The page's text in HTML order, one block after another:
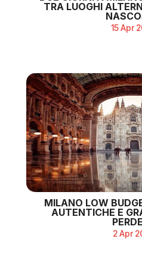
TRA LUOGHI
15 Apr
MILANO LOW
AUTENTICHE E
2 Apr